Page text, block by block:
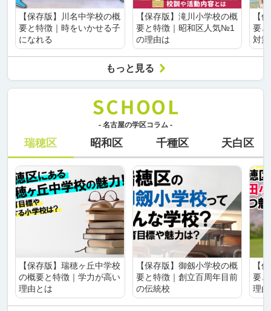
【保存版】川名中学校の概
要と特徴｜時をいかせる子
になれる
【保存版】滝川小学校の概
要と特徴｜昭和区人気№1
の理由は
【
要
対
もっと見る
- 名古屋の学区コラム -
瑞穂区 昭和区 千種区 天白区
【保存版】瑞穂ヶ丘中学校
の概要と特徴｜学力が高い
理由とは
【保存版】御劔小学校の概
要と特徴｜創立百周年目前
の伝統校
【
要
理